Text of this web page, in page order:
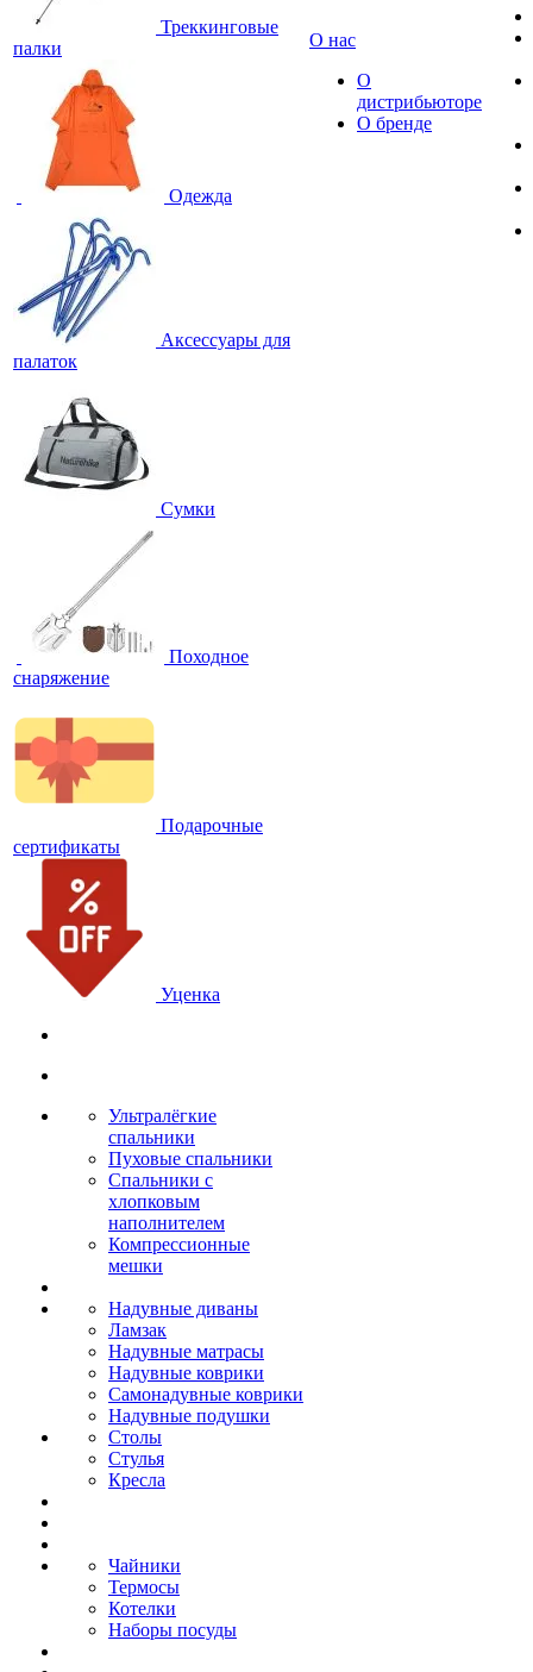
Треккинговые
палки
Одежда
Аксессуары для
палаток
Сумки
Походное
снаряжение
Подарочные
сертификаты
Уценка
Ультралёгкие
спальники
Пуховые спальники
Спальники с
хлопковым
наполнителем
Компрессионные
мешки
Надувные диваны
Ламзак
Надувные матрасы
Надувные коврики
Самонадувные коврики
Надувные подушки
Столы
Стулья
Кресла
Чайники
Термосы
Котелки
Наборы посуды
О нас
О
дистрибьюторе
О бренде